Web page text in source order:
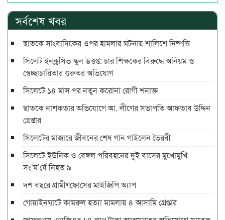
সর্বশেষ খবর
ছাতকে সাংবাদিকের ওপর হামলার ঘটনায় শালিশে নিষ্পত্তি
সিলেট ইনক্লুসিভ স্কুল উত্তপ্ত: চার শিক্ষকের বিরুদ্ধে অনিয়ম ও
স্বেচ্ছাচারিতার গুরুতর অভিযোগ
সিলেটে ১৪ মাস পর নতুন করোনা রোগী শনাক্ত
ছাতকে নাশকতার অভিযোগে আ. লীগের সভাপ‌তি আফতাব উদ্দিন
গ্রেপ্তার
সিলেটের মাজারে জীবনের শেষ গান গাইলেন ভৈরবী
সিলেটে ইউনিক ও বেঙ্গল পরিবহনের দুই বাসের মুখোমুখি
সং’ঘ’র্ষে নিহত ৯
দশ বছ‌রে গ্রামীণ‌ফো‌সের মাইজিপি অ্যাপ
গোয়াইনঘাটে কামরুল হত্যা মামলায় ৪ আসামি গ্রেপ্তার